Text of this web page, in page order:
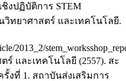
ชิงปฏิบัติการ STEM
วิทยาศาสตร์ และเทคโนโลยี.
2013_2/
และเทคโนโลยี (2557). สะ
รั้งที่ 1. สถาบันส่งเสริมการ